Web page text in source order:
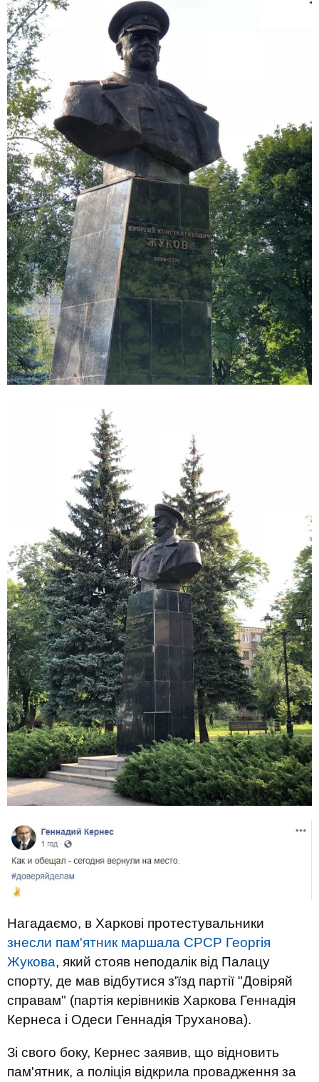
Нагадаємо, в Харкові протестувальники
знесли пам'ятник маршала СРСР Георгія
Жукова, який стояв неподалік від Палацу
спорту, де мав відбутися з'їзд партії "Довіряй
справам" (партія керівників Харкова Геннадія
Кернеса і Одеси Геннадія Труханова).
Зі свого боку, Кернес заявив, що відновить
пам'ятник, а поліція відкрила провадження за